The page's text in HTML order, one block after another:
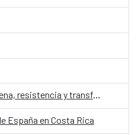
Warisata: Educación indígena, resistencia y transformación social
España en Costa Rica